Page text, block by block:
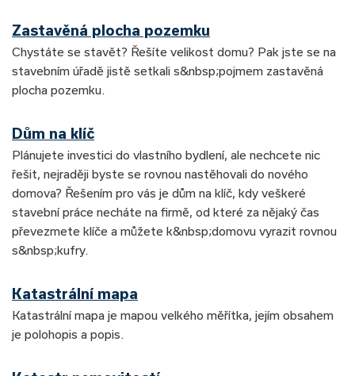
Zastavěná plocha pozemku
Chystáte se stavět? Řešíte velikost domu? Pak jste se na
stavebním úřadě jistě setkali s&nbsp;pojmem zastavěná
plocha pozemku.
Dům na klíč
Plánujete investici do vlastního bydlení, ale nechcete nic
řešit, nejraději byste se rovnou nastěhovali do nového
domova? Řešením pro vás je dům na klíč, kdy veškeré
stavební práce necháte na firmě, od které za nějaký čas
převezmete klíče a můžete k&nbsp;domovu vyrazit rovnou
s&nbsp;kufry.
Katastrální mapa
Katastrální mapa je mapou velkého měřítka, jejím obsahem
je polohopis a popis.